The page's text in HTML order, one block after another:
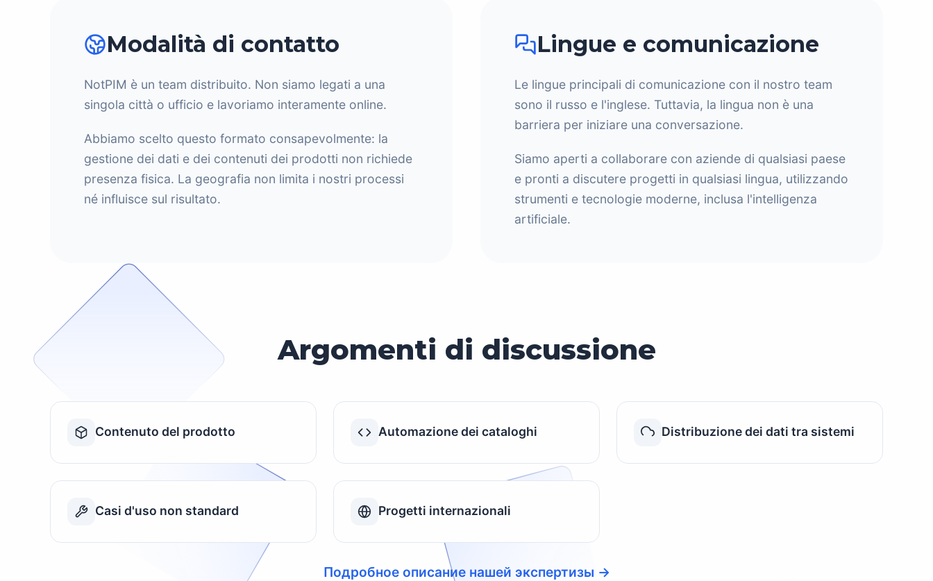
Modalità di contatto
NotPIM è un team distribuito. Non siamo legati a una
singola città o ufficio e lavoriamo interamente online.
Abbiamo scelto questo formato consapevolmente: la
gestione dei dati e dei contenuti dei prodotti non richiede
presenza fisica. La geografia non limita i nostri processi
né influisce sul risultato.
Lingue e comunicazione
Le lingue principali di comunicazione con il nostro team
sono il russo e l'inglese. Tuttavia, la lingua non è una
barriera per iniziare una conversazione.
Siamo aperti a collaborare con aziende di qualsiasi paese
e pronti a discutere progetti in qualsiasi lingua, utilizzando
strumenti e tecnologie moderne, inclusa l'intelligenza
artificiale.
Argomenti di discussione
Contenuto del prodotto Automazione dei cataloghi Distribuzione dei dati tra sistemi
Casi d'uso non standard Progetti internazionali
Подробное описание нашей экспертизы →